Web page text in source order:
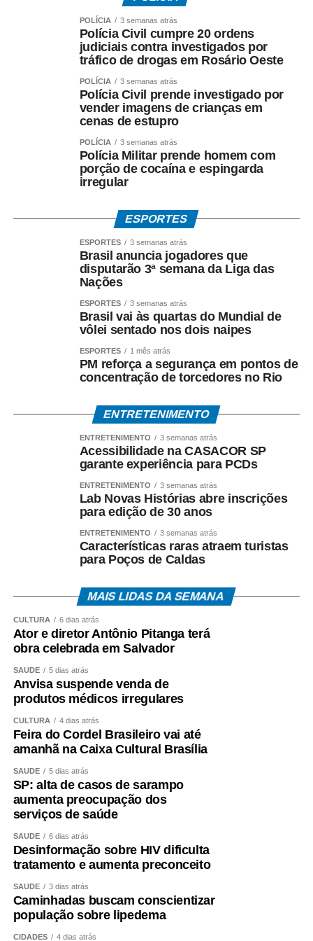
COMENTE ABAIXO:
WhatsApp
Facebook
Twitter
Messenger
LinkedIn
Share
POLÍCIA 3 semanas atrás
Polícia Civil cumpre 20 ordens
judiciais contra investigados por
tráfico de drogas em Rosário Oeste
POLÍCIA 3 semanas atrás
Polícia Civil prende investigado por
vender imagens de crianças em
cenas de estupro
POLÍCIA 3 semanas atrás
Polícia Militar prende homem com
porção de cocaína e espingarda
irregular
ESPORTES
ESPORTES 3 semanas atrás
Brasil anuncia jogadores que
disputarão 3ª semana da Liga das
Nações
ESPORTES 3 semanas atrás
Brasil vai às quartas do Mundial de
vôlei sentado nos dois naipes
ESPORTES 1 mês atrás
PM reforça a segurança em pontos de
concentração de torcedores no Rio
ENTRETENIMENTO
ENTRETENIMENTO 3 semanas atrás
Acessibilidade na CASACOR SP
garante experiência para PCDs
ENTRETENIMENTO 3 semanas atrás
Lab Novas Histórias abre inscrições
para edição de 30 anos
ENTRETENIMENTO 3 semanas atrás
Características raras atraem turistas
para Poços de Caldas
MAIS LIDAS DA SEMANA
CULTURA 6 dias atrás
Ator e diretor Antônio Pitanga terá
obra celebrada em Salvador
SAÚDE 5 dias atrás
Anvisa suspende venda de
produtos médicos irregulares
CULTURA 4 dias atrás
Feira do Cordel Brasileiro vai até
amanhã na Caixa Cultural Brasília
SAÚDE 5 dias atrás
SP: alta de casos de sarampo
aumenta preocupação dos
serviços de saúde
SAÚDE 6 dias atrás
Desinformação sobre HIV dificulta
tratamento e aumenta preconceito
SAÚDE 3 dias atrás
Caminhadas buscam conscientizar
população sobre lipedema
CIDADES 4 dias atrás